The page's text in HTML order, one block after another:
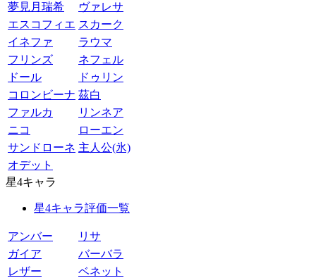
夢見月瑞希
ヴァレサ
エスコフィエ スカーク
イネファ
ラウマ
フリンズ
ネフェル
ドール
ドゥリン
コロンビーナ 茲白
ファルカ
リンネア
ニコ
ローエン
サンドローネ 主人公(氷)
オデット
星4キャラ
星4キャラ評価一覧
アンバー
リサ
ガイア
バーバラ
レザー
ベネット